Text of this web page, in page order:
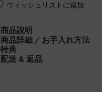
ウィッシュリストに追加
商品説明
商品詳細 / お手入れ方法
特典
配送 & 返品